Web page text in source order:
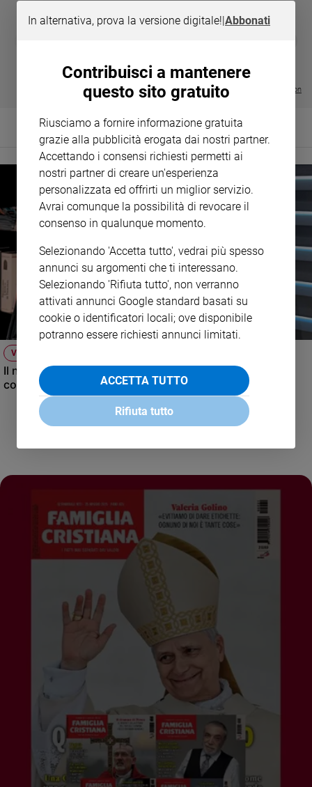
Policy
Pubblicità
Registrati
Redazione
Social
€ 64,50
Visualizza tutte le collection
VIDEO
Il nuovo numero di Famiglia Cristiana raccontato dal
condirettore.
In alternativa, prova la versione digitale!|Abbonati
Contribuisci a mantenere
questo sito gratuito
Riusciamo a fornire informazione gratuita
grazie alla pubblicità erogata dai nostri partner.
Accettando i consensi richiesti permetti ai
nostri partner di creare un'esperienza
personalizzata ed offrirti un miglior servizio.
Avrai comunque la possibilità di revocare il
consenso in qualunque momento.
Selezionando 'Accetta tutto', vedrai più spesso
annunci su argomenti che ti interessano.
Selezionando 'Rifiuta tutto', non verranno
attivati annunci Google standard basati su
cookie o identificatori locali; ove disponibile
potranno essere richiesti annunci limitati.
ACCETTA TUTTO
Rifiuta tutto